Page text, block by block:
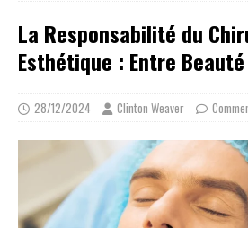
La Responsabilité du
Esthétique : Entre
28/12/2024 Clinton Weaver